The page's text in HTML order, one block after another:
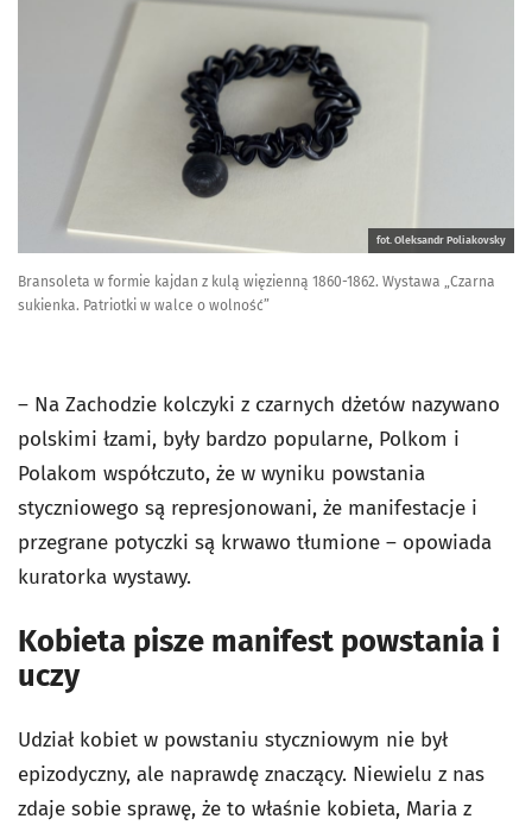
fot. Oleksandr Poliakovsky
Bransoleta w formie kajdan z kulą więzienną 1860-1862. Wystawa „Czarna
sukienka. Patriotki w walce o wolność”
– Na Zachodzie kolczyki z czarnych dżetów nazywano
polskimi łzami, były bardzo popularne, Polkom i
Polakom współczuto, że w wyniku powstania
styczniowego są represjonowani, że manifestacje i
przegrane potyczki są krwawo tłumione – opowiada
kuratorka wystawy.
Kobieta pisze manifest powstania i
uczy
Udział kobiet w powstaniu styczniowym nie był
epizodyczny, ale naprawdę znaczący. Niewielu z nas
zdaje sobie sprawę, że to właśnie kobieta, Maria z